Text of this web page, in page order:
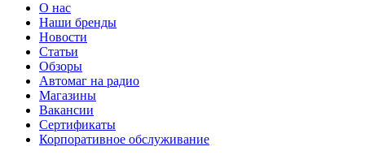
О нас
Наши бренды
Новости
Статьи
Обзоры
Автомаг на радио
Магазины
Вакансии
Сертификаты
Корпоративное обслуживание